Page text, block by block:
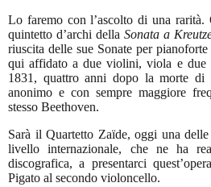
Lo faremo con l’ascolto di una
quintetto d’archi della Sonata a
riuscita delle sue Sonate per
qui affidato a due violini, viola e due
1831, quattro anni dopo la morte di
anonimo e con sempre maggiore
stesso Beethoven.
Sarà il Quartetto Zaïde, oggi una
livello internazionale, che ne ha
discografica, a presentarci
Pigato al secondo violoncello.